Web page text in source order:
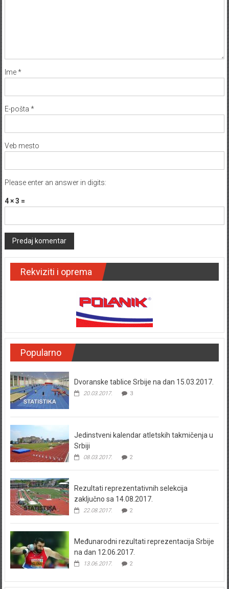
Ime*
E-pošta *
Veb mesto
Please enter an answer in digits:
4 × 3 =
Rekviziti i oprema
Popularno
Dvoranske tablice Srbije na dan 15.03.2017.
20.03.2017. 3
Jedinstveni kalendar atletskih takmičenja u
Srbiji
08.03.2017. 2
Rezultati reprezentativnih selekcija
zaključno sa 14.08.2017.
22.08.2017. 2
Međunarodni rezultati reprezentacija Srbije
na dan 12.06.2017.
13.06.2017. 2